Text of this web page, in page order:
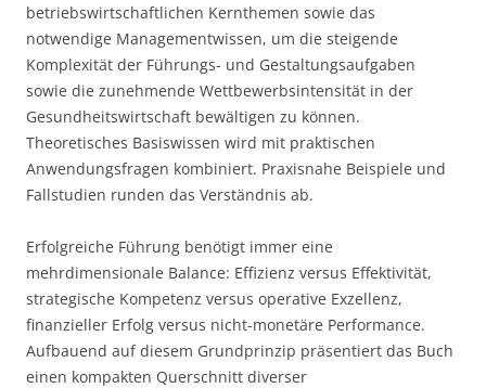
betriebswirtschaftlichen Kernthemen sowie das
notwendige Managementwissen, um die steigende
Komplexität der Führungs- und Gestaltungsaufgaben
sowie die zunehmende Wettbewerbsintensität in der
Gesundheitswirtschaft bewältigen zu können.
Theoretisches Basiswissen wird mit praktischen
Anwendungsfragen kombiniert. Praxisnahe Beispiele und
Fallstudien runden das Verständnis ab.
Erfolgreiche Führung benötigt immer eine
mehrdimensionale Balance: Effizienz versus Effektivität,
strategische Kompetenz versus operative Exzellenz,
finanzieller Erfolg versus nicht-monetäre Performance.
Aufbauend auf diesem Grundprinzip präsentiert das Buch
einen kompakten Querschnitt diverser